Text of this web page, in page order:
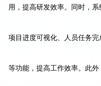
用，提高研发效率。同时，
项目进度可视化、人员任务
等功能，提高工作效率。此